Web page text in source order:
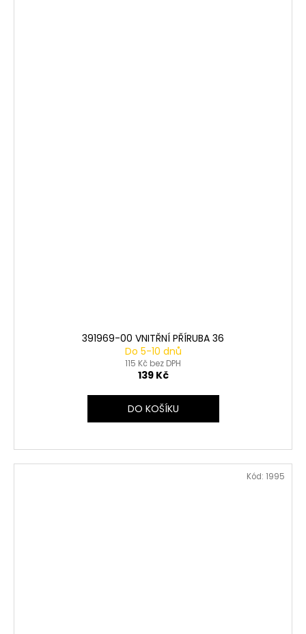
391969-00 VNITŘNÍ PŘÍRUBA 36
Do 5-10 dnů
115 Kč bez DPH
139 Kč
DO KOŠÍKU
Kód: 1995